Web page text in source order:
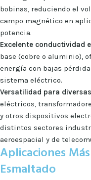
bobinas, reduciendo el
campo magnético en
potencia.
Excelente conductividad
base (cobre o aluminio),
energía con bajas
sistema eléctrico.
Versatilidad para
eléctricos,
y otros dispositivos
distintos sectores
aeroespacial y de
Aplicaciones
Esmaltado